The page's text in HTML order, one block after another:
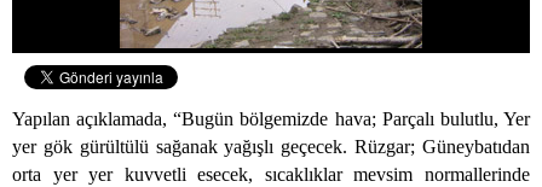
Yapılan açıklamada, “Bugün bölgemizde hava; Parçalı bulutlu, Yer
yer gök gürültülü sağanak yağışlı geçecek. Rüzgar; Güneybatıdan
orta yer yer kuvvetli esecek, sıcaklıklar mevsim normallerinde